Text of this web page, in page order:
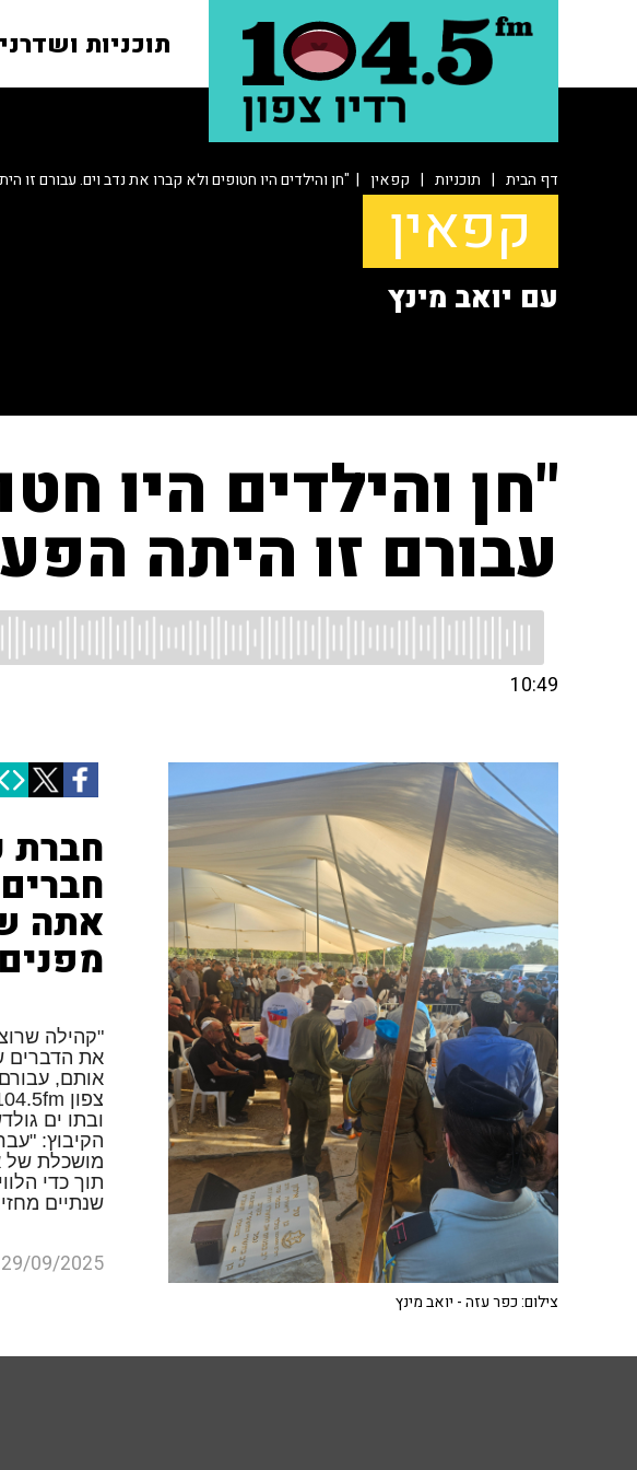
תוכניות
דף הבית | תוכניות | קפאין | "חן והילדים היו חטופים ולא קברו את נדב וים. עבורם זו
קפאין
עם יואב מינץ
"חן והילדים היו
עבורם זו היתה
10:49
אתה
"קהילה
את הדברים
אותם,
הקיבוץ:
תוך כדי
שנתיים
29/09/2025
צילום: כפר עזה - יואב מינץ